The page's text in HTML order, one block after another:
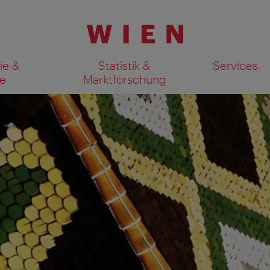
&
Statistik &
Marktforschung
Services
Suchergebnisse auf Karte